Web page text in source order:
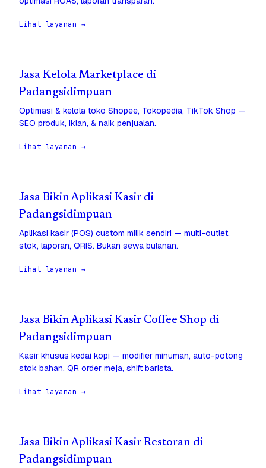
Lihat layanan →
Jasa Kelola Marketplace di
Padangsidimpuan
Optimasi & kelola toko Shopee, Tokopedia, TikTok Shop —
SEO produk, iklan, & naik penjualan.
Lihat layanan →
Jasa Bikin Aplikasi Kasir di
Padangsidimpuan
Aplikasi kasir (POS) custom milik sendiri — multi-outlet,
stok, laporan, QRIS. Bukan sewa bulanan.
Lihat layanan →
Jasa Bikin Aplikasi Kasir Coffee Shop di
Padangsidimpuan
Kasir khusus kedai kopi — modifier minuman, auto-potong
stok bahan, QR order meja, shift barista.
Lihat layanan →
Jasa Bikin Aplikasi Kasir Restoran di
Padangsidimpuan